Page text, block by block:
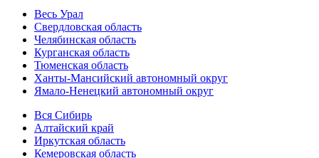
Весь Урал
Свердловская область
Челябинская область
Курганская область
Тюменская область
Ханты-Мансийский автономный округ
Ямало-Ненецкий автономный округ
Вся Сибирь
Алтайский край
Иркутская область
Кемеровская область